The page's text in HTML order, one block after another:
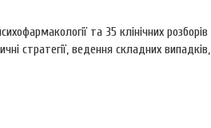
та 35 клінічних розборів
стратегії, ведення складних випадків,